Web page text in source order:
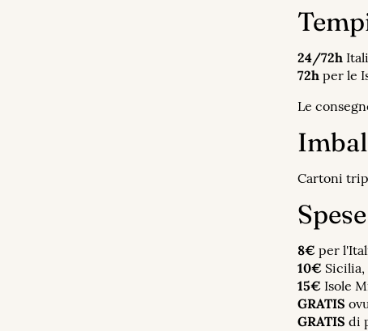
24/72h
72h per le
Le
Cartoni
8€ per
10€ Sicilia,
15€ Isole
GRATIS
GRATIS di